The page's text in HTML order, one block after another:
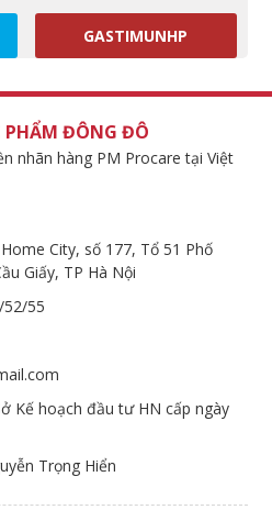
GASTIMUNHP
PHẨM ĐÔNG ĐÔ
nhãn hàng PM Procare tại Việt
City, số 177, Tổ 51 Phố
Giấy, TP Hà Nội
52/55
Kế hoạch đầu tư HN cấp ngày
Trọng Hiển